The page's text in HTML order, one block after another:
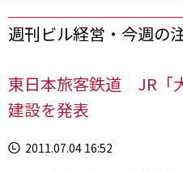
週刊ビル経営・今週の
東日本旅客鉄道 JR「
建設を発表
2011.07.04 16:52